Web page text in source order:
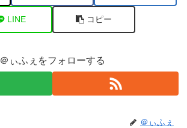
LINE コピー
＠ぃふぇをフォローする
＠ぃふぇ